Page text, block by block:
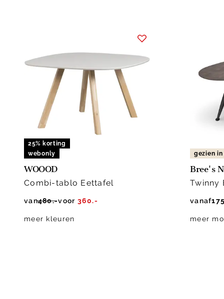
25% korting
webonly
WOOOD
Combi-tablo Eettafel
van480.-voor 360.-
meer kleuren
gezien
Bree's
Twinny
vanaf
meer